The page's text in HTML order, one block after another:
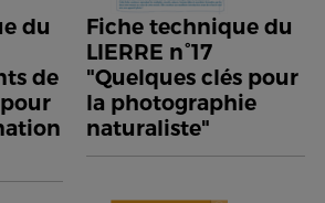
du
de
Fiche technique du
LIERRE n°17
"Quelques clés pour
la photographie
naturaliste"